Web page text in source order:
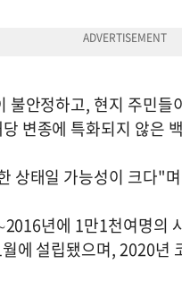
불안정하고, 현지 주민
변종에 특화되지 않은
상태일 가능성이 크다"
년에 1만1천여명의
에 설립됐으며, 2020년